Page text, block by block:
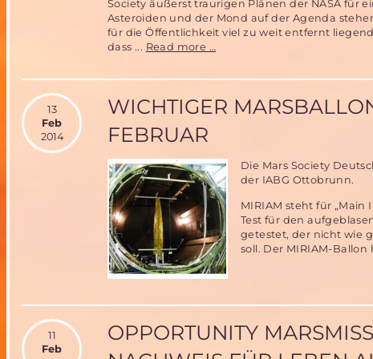
Society äußerst traurigen Plänen der NASA für
Asteroiden und der Mond auf der Agenda
für die Öffentlichkeit viel zu weit entfernt
dass ... Read more …
Amerikaner
13
Feb
2014
WICHTIGER
FEBRUAR
Die Mars Society
der IABG Ottobrunn.
MIRIAM steht für „Main
Test für den
getestet, der nicht wie
soll. Der MIRIAM-
11
Feb
OPPORTUNITY